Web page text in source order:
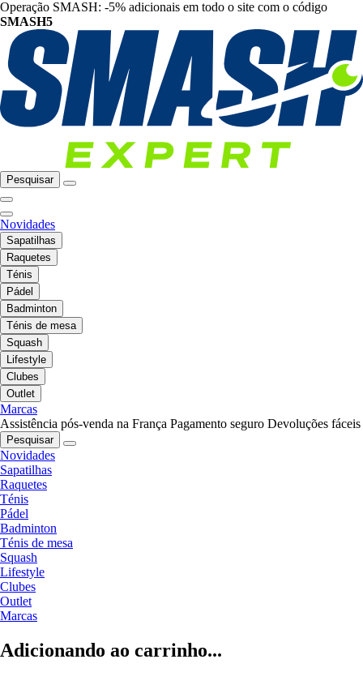
Operação SMASH: -5% adicionais em todo o site com o código
SMASH5
Pesquisar
Novidades
Sapatilhas
Raquetes
Ténis
Pádel
Badminton
Ténis de mesa
Squash
Lifestyle
Clubes
Outlet
Marcas
Assistência pós-venda na França Pagamento seguro Devoluções fáceis
Pesquisar
Novidades
Sapatilhas
Raquetes
Ténis
Pádel
Badminton
Ténis de mesa
Squash
Lifestyle
Clubes
Outlet
Marcas
Adicionando ao carrinho...